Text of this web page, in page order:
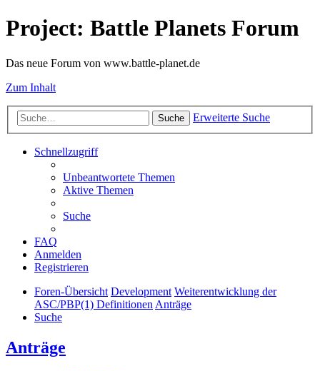
Project: Battle Planets Forum
Das neue Forum von www.battle-planet.de
Zum Inhalt
Suche Erweiterte Suche
Schnellzugriff
Unbeantwortete Themen
Aktive Themen
Suche
FAQ
Anmelden
Registrieren
Foren-Übersicht Development Weiterentwicklung der
ASC/PBP(1) DefinitionenAnträge
Suche
Anträge